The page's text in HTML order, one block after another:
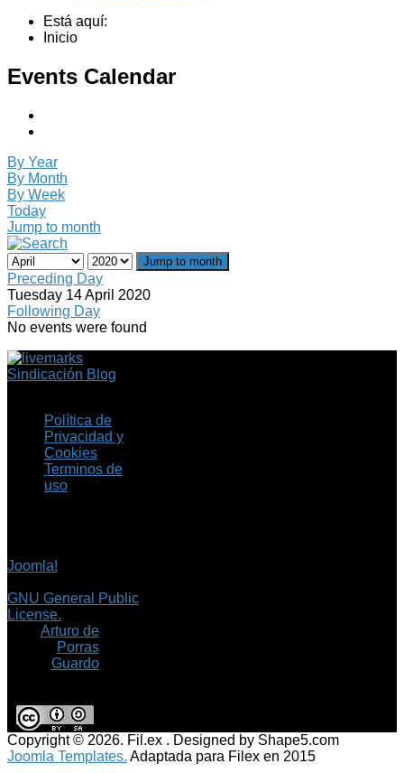
Está aquí:
Inicio
Events Calendar
By Year
By Month
By Week
Today
Jump to month
Jump to month
Preceding Day
Tuesday 14 April 2020
Following Day
No events were found
Sindicación Blog
Política de
Privacidad y
Cookies
Terminos de
uso
Joomla!
GNU General Public
License.
Arturo de
Porras
Guardo
Copyright © 2026. Fil.ex . Designed by Shape5.com
Joomla Templates. Adaptada para Filex en 2015